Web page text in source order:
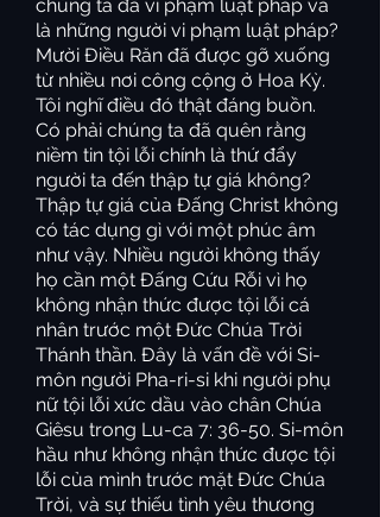
chúng ta đã vi phạm luật pháp và
là những người vi phạm luật pháp?
Mười Điều Răn đã được gỡ xuống
từ nhiều nơi công cộng ở Hoa Kỳ.
Tôi nghĩ điều đó thật đáng buồn.
Có phải chúng ta đã quên rằng
niềm tin tội lỗi chính là thứ đẩy
người ta đến thập tự giá không?
Thập tự giá của Đấng Christ không
có tác dụng gì với một phúc âm
như vậy. Nhiều người không thấy
họ cần một Đấng Cứu Rỗi vì họ
không nhận thức được tội lỗi cá
nhân trước một Đức Chúa Trời
Thánh thần. Đây là vấn đề với Si-
môn người Pha-ri-si khi người phụ
nữ tội lỗi xức dầu vào chân Chúa
Giêsu trong Lu-ca 7: 36-50. Si-môn
hầu như không nhận thức được tội
lỗi của mình trước mặt Đức Chúa
Trời, và sự thiếu tình yêu thương